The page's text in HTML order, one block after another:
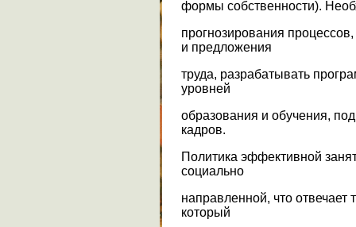
формы собственности).
прогнозирования
и предложения
труда, разрабатывать
уровней
образования и обучения,
кадров.
Политика эффективной
социально
направленной, что
который